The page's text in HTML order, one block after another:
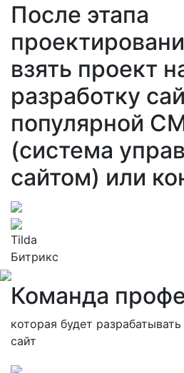
После этапа
взять проект
разработку
популярной
(система
сайтом) или
Tilda
Битрикс
Команда
которая будет
сайт